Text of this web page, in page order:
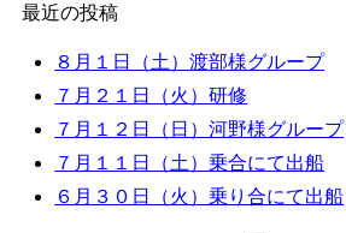
最近の投稿
８月１日（土）渡部様グループ
７月２１日（火）研修
７月１２日（日）河野様グループ
７月１１日（土）乗合にて出船
６月３０日（火）乗り合にて出船